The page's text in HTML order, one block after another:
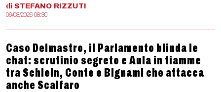
di STEFANO RIZZUTI
06/08/2026 08:30
Caso Delmastro, il Parlamento blinda le
chat: scrutinio segreto e Aula in fiamme
tra Schlein, Conte e Bignami che attacca
anche Scalfaro